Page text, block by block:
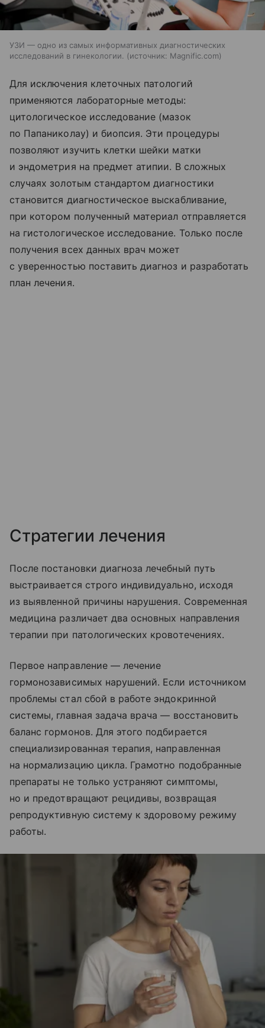
УЗИ — одно из самых информативных диагностических
исследований в гинекологии.
источник: Magnific.com
Для исключения клеточных патологий
применяются лабораторные методы:
цитологическое исследование (мазок
по Папаниколау) и биопсия. Эти процедуры
позволяют изучить клетки шейки матки
и эндометрия на предмет атипии. В сложных
случаях золотым стандартом диагностики
становится диагностическое выскабливание,
при котором полученный материал отправляется
на гистологическое исследование. Только после
получения всех данных врач может
с уверенностью поставить диагноз и разработать
план лечения.
Стратегии лечения
После постановки диагноза лечебный путь
выстраивается строго индивидуально, исходя
из выявленной причины нарушения. Современная
медицина различает два основных направления
терапии при патологических кровотечениях.
Первое направление — лечение
гормонозависимых нарушений. Если источником
проблемы стал сбой в работе эндокринной
системы, главная задача врача — восстановить
баланс гормонов. Для этого подбирается
специализированная терапия, направленная
на нормализацию цикла. Грамотно подобранные
препараты не только устраняют симптомы,
но и предотвращают рецидивы, возвращая
репродуктивную систему к здоровому режиму
работы.